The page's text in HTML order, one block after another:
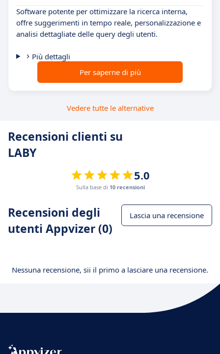
Software potente per ottimizzare la ricerca interna,
offre suggerimenti in tempo reale, personalizzazione e
analisi dettagliate delle query degli utenti.
Più dettagli
Per saperne di più
Vedere tutte le alternative
Recensioni clienti su
LABY
5.0
Sulla base di 10 recensioni
Recensioni degli
utenti Appvizer (0)
Lascia una recensione
Nessuna recensione, sii il primo a lasciare una recensione.